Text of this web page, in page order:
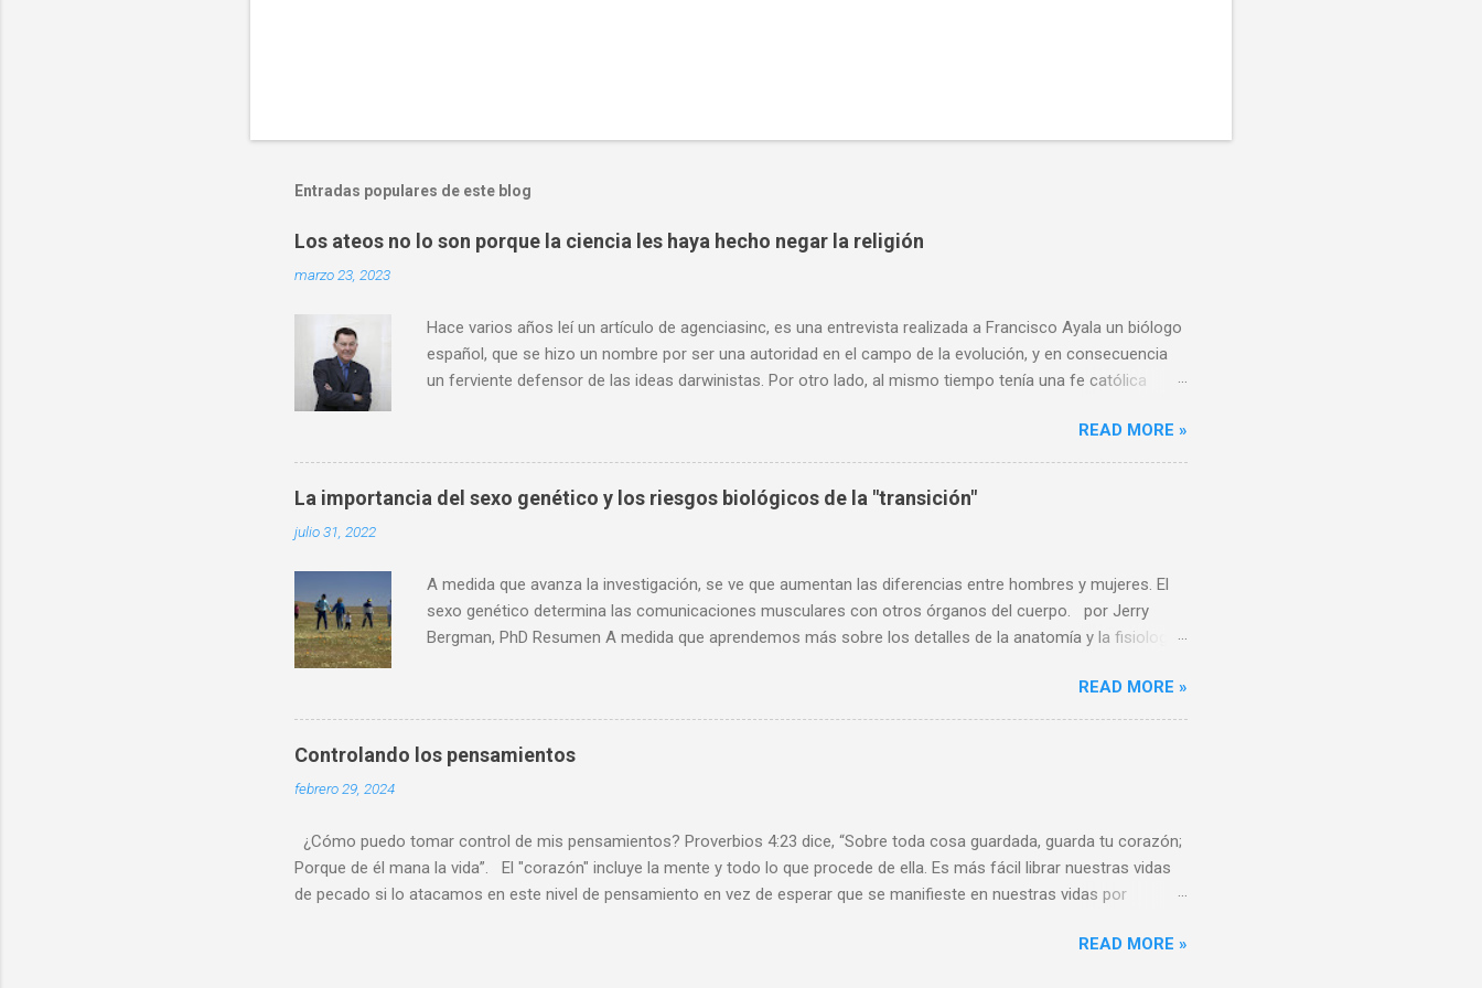
Entradas populares de este blog
Los ateos no lo son porque la ciencia les haya hecho negar la religión
marzo 23, 2023
Hace varios años leí un artículo de agenciasinc, es una entrevista realizada a Francisco Ayala un biólogo
español, que se hizo un nombre por ser una autoridad en el campo de la evolución, y en consecuencia
un ferviente defensor de las ideas darwinistas. Por otro lado, al mismo tiempo tenía una fe católica
hablar del ateísmo de algunos científicos, y como este ateísmo no se puede derivar del conocimiento
científico, dado que la ciencia no se dedica de oficio a descartar o confirmar creencias religiosas, el
conocimiento científico como tal es imparcial, aunque muchas de sus conclusiones se puedan
interpretar a favor o en contra de la idea de un Dios. Dado el reciente fallecimiento del Dr. Ayala
READ MORE »
La importancia del sexo genético y los riesgos biológicos de la "transición"
julio 31, 2022
A medida que avanza la investigación, se ve que aumentan las diferencias entre hombres y mujeres. El
sexo genético determina las comunicaciones musculares con otros órganos del cuerpo. por Jerry
Bergman, PhD Resumen A medida que aprendemos más sobre los detalles de la anatomía y la fisiología
género. Es probable que cause importantes problemas de salud lamentables en el futuro. Este estudio
corrobora mi opinión a largo plazo, basada en muchos años enseñando biología y genética, de que la
disforia de género requiere un psicólogo, no un cirujano. Cuanto más aprenden los científicos sobre el
cuerpo humano, más complejo nos damos cuenta de que es. Como se muestra a continuación, esta
READ MORE »
Controlando los pensamientos
febrero 29, 2024
¿Cómo puedo tomar control de mis pensamientos? Proverbios 4:23 dice, “Sobre toda cosa guardada, guarda tu corazón;
Porque de él mana la vida”. El "corazón" incluye la mente y todo lo que procede de ella. Es más fácil librar nuestras vidas
de pecado si lo atacamos en este nivel de pensamiento en vez de esperar que se manifieste en nuestras vidas por
mente ) y pecar (meditar sobre un mal pensamiento y revolcarse en ello). Es importante entender que cuando unREAD MORE »